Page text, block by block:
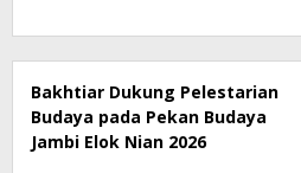
Bakhtiar Dukung Pelestarian
Budaya pada Pekan Budaya
Jambi Elok Nian 2026